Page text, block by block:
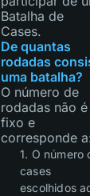
Batalha de
Cases.
De quantas
rodadas
uma batalha?
O número de
rodadas não é
fixo e
corresponde
1. O número
cases
escolhidos